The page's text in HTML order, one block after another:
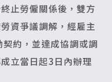
止勞僱關係後，雙方
資爭議調解，經雇主
約，並達成協調或調
立當日起3日內辦理